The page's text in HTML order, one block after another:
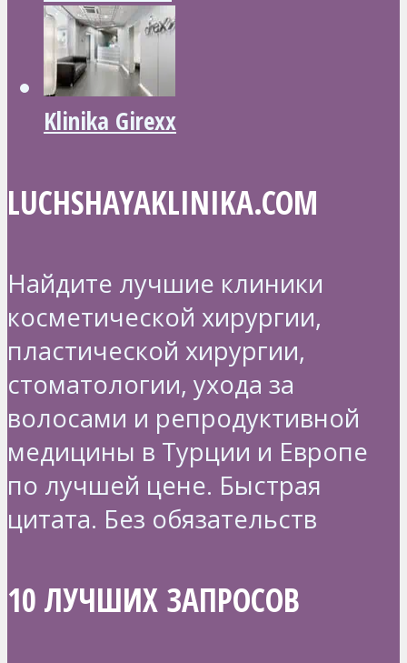
Klinika Girexx
LUCHSHAYAKLINIKA.COM
Найдите лучшие клиники
косметической хирургии,
пластической хирургии,
стоматологии, ухода за
волосами и репродуктивной
медицины в Турции и Европе
по лучшей цене. Быстрая
цитата. Без обязательств
10 ЛУЧШИХ ЗАПРОСОВ